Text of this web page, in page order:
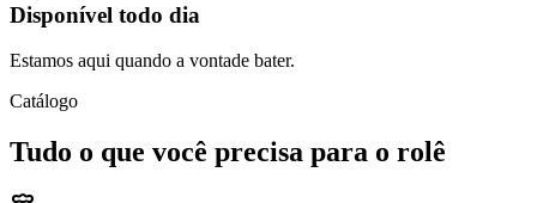
Disponível todo dia
Estamos aqui quando a vontade bater.
Catálogo
Tudo o que você precisa para o rolê